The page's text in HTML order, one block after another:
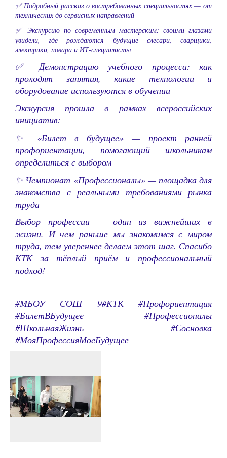
✅Подробный рассказ о востребованных специальностях — от
технических до сервисных направлений
✅ Экскурсию по современным мастерским: своими глазами
увидели, где рождаются будущие слесари, сварщики,
электрики, повара и ИТ-специалисты
✅ Демонстрацию учебного процесса: как
проходят занятия, какие технологии и
оборудование используются в обучении
Экскурсия прошла в рамках всероссийских
инициатив:
✨ «Билет в будущее» — проект ранней
профориентации, помогающий школьникам
определиться с выбором
✨ Чемпионат «Профессионалы» — площадка для
знакомства с реальными требованиями рынка
труда
Выбор профессии — один из важнейших в
жизни. И чем раньше мы знакомимся с миром
труда, тем увереннее делаем этот шаг. Спасибо
КТК за тёплый приём и профессиональный
подход!
#МБОУ СОШ 9#КТК #Профориентация
#БилетВБудущее #Профессионалы
#ШкольнаяЖизнь #Сосновка
#МояПрофессияМоеБудущее